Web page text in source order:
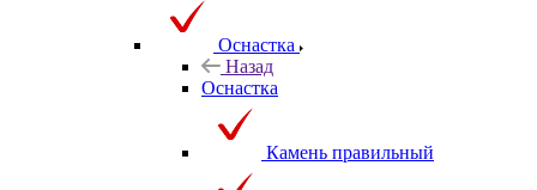
Оснастка
Назад
Оснастка
Камень правильный